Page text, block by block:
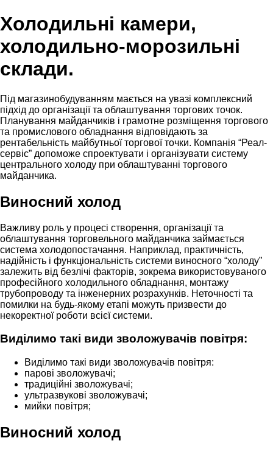
Холодильні камери,
холодильно-морозильні
склади.
Під магазинобудуванням мається на увазі комплексний
підхід до організації та облаштування торгових точок.
Планування майданчиків і грамотне розміщення торгового
та промислового обладнання відповідають за
рентабельність майбутньої торгової точки. Компанія “Реал-
сервіс” допоможе спроектувати і організувати систему
центрального холоду при облаштуванні торгового
майданчика.
Виносний холод
Важливу роль у процесі створення, організації та
облаштування торговельного майданчика займається
система холодопостачання. Наприклад, практичність,
надійність і функціональність системи виносного “холоду”
залежить від безлічі факторів, зокрема використовуваного
професійного холодильного обладнання, монтажу
трубопроводу та інженерних розрахунків. Неточності та
помилки на будь-якому етапі можуть призвести до
некоректної роботи всієї системи.
Виділимо такі види зволожувачів повітря:
Виділимо такі види зволожувачів повітря:
парові зволожувачі;
традиційні зволожувачі;
ультразвукові зволожувачі;
мийки повітря;
Виносний холод